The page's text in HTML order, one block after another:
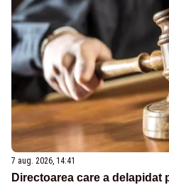
7 aug. 2026, 14:41
Directoarea care a delapidat